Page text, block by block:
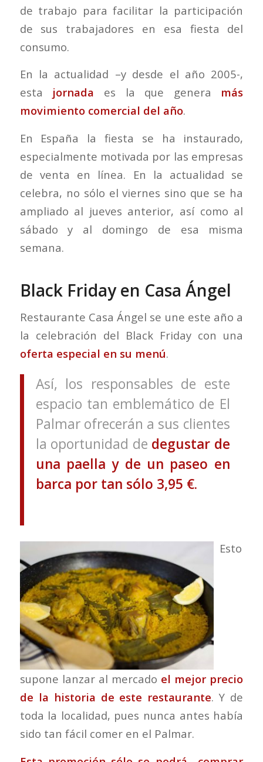
de trabajo para facilitar la participación
de sus trabajadores en esa fiesta del
consumo.
En la actualidad –y desde el año 2005-,
esta jornada es la que genera más
movimiento comercial del año.
En España la fiesta se ha instaurado,
especialmente motivada por las empresas
de venta en línea. En la actualidad se
celebra, no sólo el viernes sino que se ha
ampliado al jueves anterior, así como al
sábado y al domingo de esa misma
semana.
Black Friday en Casa Ángel
Restaurante Casa Ángel se une este año a
la celebración del Black Friday con una
oferta especial en su menú.
Así, los responsables de este
espacio tan emblemático de El
Palmar ofrecerán a sus clientes
la oportunidad de degustar de
una paella y de un paseo en
barca por tan sólo 3,95 €.
Esto
supone lanzar al mercado el mejor precio
de la historia de este restaurante. Y de
toda la localidad, pues nunca antes había
sido tan fácil comer en el Palmar.